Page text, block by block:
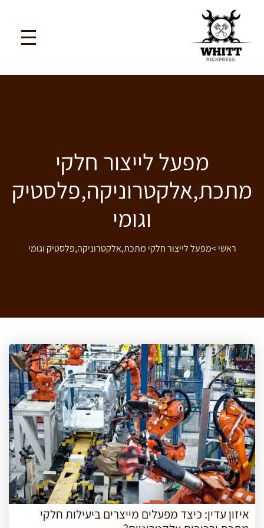
מפעל לייצור חלקי
מתכת,אלקטרוניקה,פלסטיק
וגומי
ראשי>מפעל לייצור חלקי מתכת,אלקטרוניקה,פלסטיק וגומי
איזון עדין: כיצד מפעלים מייצרים ביעילות חלקי